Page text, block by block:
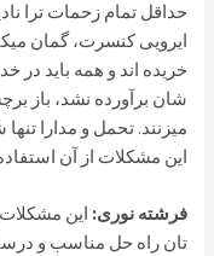
حداقل تمام زحمات ترا
ایرویی کنسرت، گمان
خریده اند و همه باید در
شان برآورده نشد، باز
میزنند. تحمل و مدارا
این مشکلات از آن
فرشته نوری: این
تان راه حل مناسب و